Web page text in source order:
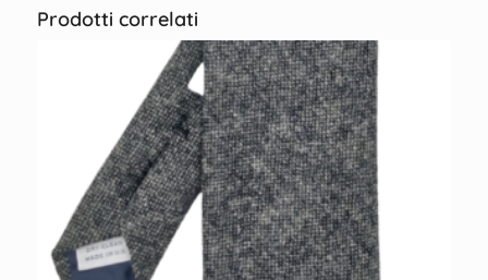
Prodotti correlati